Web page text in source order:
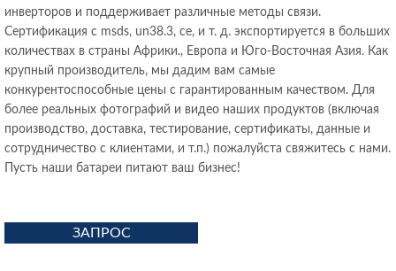
инверторов и поддерживает различные методы связи.
Сертификация с msds, un38.3, ce, и т. д. экспортируется в больших
количествах в страны Африки., Европа и Юго-Восточная Азия. Как
крупный производитель, мы дадим вам самые
конкурентоспособные цены с гарантированным качеством. Для
более реальных фотографий и видео наших продуктов (включая
производство, доставка, тестирование, сертификаты, данные и
сотрудничество с клиентами, и т.п.) пожалуйста свяжитесь с нами.
Пусть наши батареи питают ваш бизнес!
ЗАПРОС